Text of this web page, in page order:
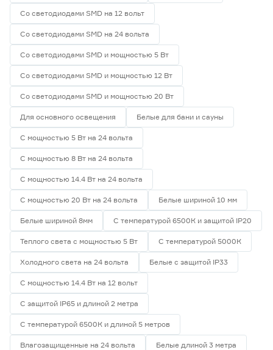
Со светодиодами SMD на 12 вольт
Со светодиодами SMD на 24 вольта
Со светодиодами SMD и мощностью 5 Вт
Со светодиодами SMD и мощностью 12 Вт
Со светодиодами SMD и мощностью 20 Вт
Для основного освещения Белые для бани и сауны
С мощностью 5 Вт на 24 вольта
С мощностью 8 Вт на 24 вольта
С мощностью 14.4 Вт на 24 вольта
С мощностью 20 Вт на 24 вольта Белые шириной 10 мм
Белые шириной 8мм С температурой 6500К и защитой IP20
Теплого света с мощностью 5 Вт С температурой 5000К
Холодного света на 24 вольта Белые с защитой IP33
С мощностью 14.4 Вт на 12 вольт
С защитой IP65 и длиной 2 метра
С температурой 6500К и длиной 5 метров
Влагозащищенные на 24 вольта Белые длиной 3 метра